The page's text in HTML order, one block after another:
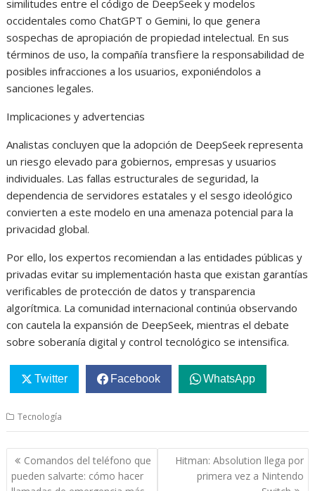
similitudes entre el código de DeepSeek y modelos
occidentales como ChatGPT o Gemini, lo que genera
sospechas de apropiación de propiedad intelectual. En sus
términos de uso, la compañía transfiere la responsabilidad de
posibles infracciones a los usuarios, exponiéndolos a
sanciones legales.
Implicaciones y advertencias
Analistas concluyen que la adopción de DeepSeek representa
un riesgo elevado para gobiernos, empresas y usuarios
individuales. Las fallas estructurales de seguridad, la
dependencia de servidores estatales y el sesgo ideológico
convierten a este modelo en una amenaza potencial para la
privacidad global.
Por ello, los expertos recomiendan a las entidades públicas y
privadas evitar su implementación hasta que existan garantías
verificables de protección de datos y transparencia
algorítmica. La comunidad internacional continúa observando
con cautela la expansión de DeepSeek, mientras el debate
sobre soberanía digital y control tecnológico se intensifica.
Twitter Facebook WhatsApp
Tecnología
Navegación
de
Comandos del teléfono que
pueden salvarte: cómo hacer
Hitman: Absolution llega por
primera vez a Nintendo